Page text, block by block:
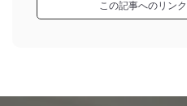
この記事へのリン